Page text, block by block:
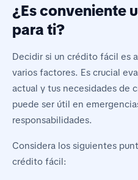
¿Es conveniente
para ti?
Decidir si un crédito fácil es
varios factores. Es crucial
actual y tus necesidades de
puede ser útil en
responsabilidades.
Considera los siguientes
crédito fácil: